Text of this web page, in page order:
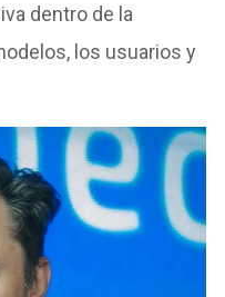
dentro de la
los usuarios y